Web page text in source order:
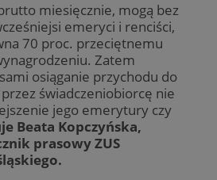
miesięcznie, mogą bez
emeryci i renciści,
70 proc. przeciętnemu
Zatem
osiąganie przychodu do
świadczeniobiorcę nie
jego emerytury czy
Beata Kopczyńska,
prasowy ZUS